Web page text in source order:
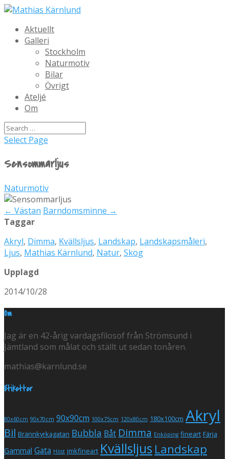
Aktuellt
Galleri
Stockholm
Naturmotiv
Bilar
Övrigt
Ateljé
Om
Select Page
Sensommarljus
Naturmotiv
← Västan Barndomsminne →
Taggar
Akryl, Dimma, Kvällsljus, Landskap, Landskapsmåleri,
Ljus, Mathias Kärnlund, Natur, Skog
Upplagd
2014/10/28
Om
Jag är en 42-årig vardagsfilosof från Strömsund i
Jämtland som målat och ställt ut sedan tonåren.
mathias@karnlund.se
Etiketter
80x60cm 90x70cm 90x90cm 100x75cm 120x80cm 180x100cm Akryl
Bil Brännkyrkagatan Bubbla Båt Dimma Enköping fineart Färja
Gammal Gata Höst jmkfineart Kvällsljus Landskap